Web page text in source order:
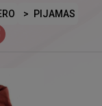
PIJAMAS